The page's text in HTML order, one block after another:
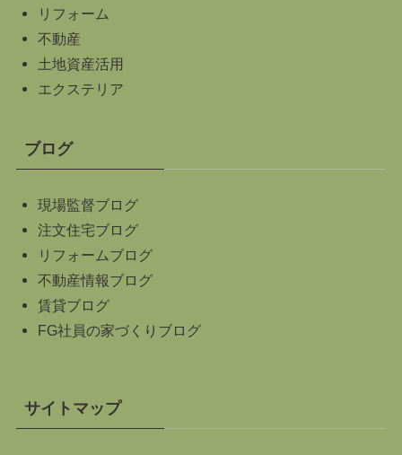
リフォーム
不動産
土地資産活用
エクステリア
ブログ
現場監督ブログ
注文住宅ブログ
リフォームブログ
不動産情報ブログ
賃貸ブログ
FG社員の家づくりブログ
サイトマップ